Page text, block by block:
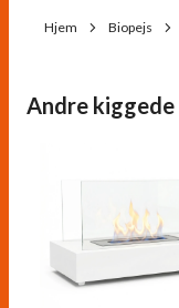
Hjem Biopejs
Andre kiggede